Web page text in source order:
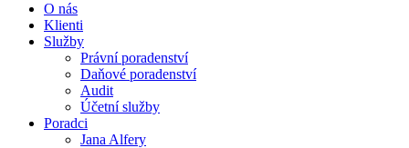
O nás
Klienti
Služby
Právní poradenství
Daňové poradenství
Audit
Účetní služby
Poradci
Jana Alfery